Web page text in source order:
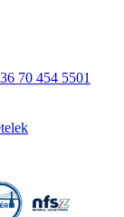
70 454 5501